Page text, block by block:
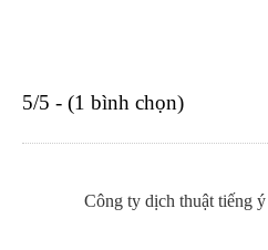
5/5 - (1 bình chọn)
Công ty dịch thuật tiếng